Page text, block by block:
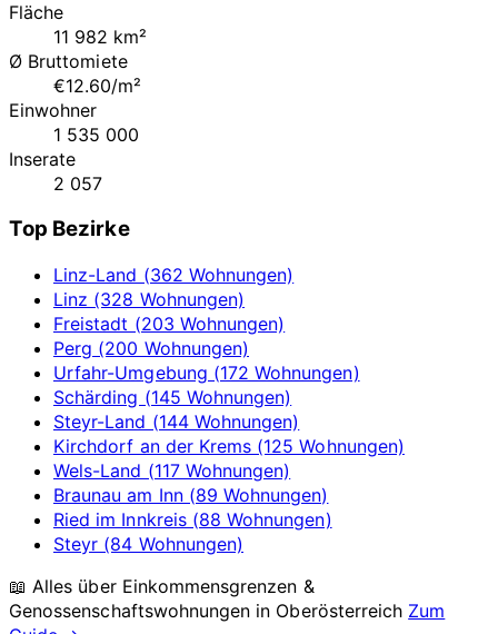
Fläche
11 982 km²
Ø Bruttomiete
€12.60/m²
Einwohner
1 535 000
Inserate
2 057
Top Bezirke
Linz-Land (362 Wohnungen)
Linz (328 Wohnungen)
Freistadt (203 Wohnungen)
Perg (200 Wohnungen)
Urfahr-Umgebung (172 Wohnungen)
Schärding (145 Wohnungen)
Steyr-Land (144 Wohnungen)
Kirchdorf an der Krems (125 Wohnungen)
Wels-Land (117 Wohnungen)
Braunau am Inn (89 Wohnungen)
Ried im Innkreis (88 Wohnungen)
Steyr (84 Wohnungen)
📖 Alles über Einkommensgrenzen &
Genossenschaftswohnungen in Oberösterreich Zum